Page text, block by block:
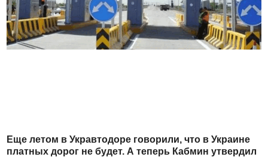
Еще летом в Укравтодоре говорили, что в Украине
платных дорог не будет. А теперь Кабмин утвердил